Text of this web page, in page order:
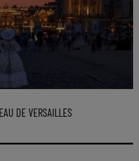
DE VERSAILLES